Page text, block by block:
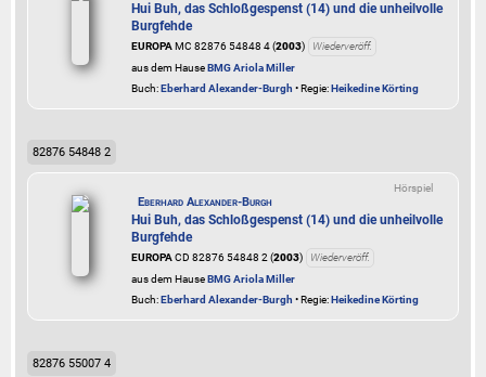
Hui Buh, das Schloßgespenst (14) und die unheilvolle
Burgfehde
EUROPAMC 82876 54848 4 (2003)
Wiederveröff.
aus dem HauseBMG Ariola Miller
Buch:Eberhard Alexander-Burgh • Regie:Heikedine Körting
82876 54848 2
Hörspiel
Eberhard Alexander-Burgh
Hui Buh, das Schloßgespenst (14) und die unheilvolle
Burgfehde
EUROPACD 82876 54848 2 (2003)
Wiederveröff.
aus dem HauseBMG Ariola Miller
Buch:Eberhard Alexander-Burgh • Regie:Heikedine Körting
82876 55007 4